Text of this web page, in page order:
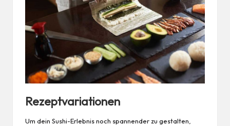
Rezeptvariationen
Um dein Sushi-Erlebnis noch spannender zu gestalten,